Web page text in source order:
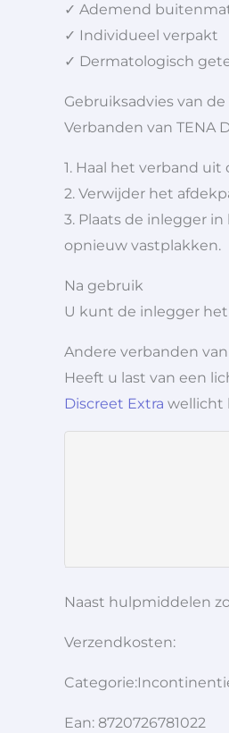
✓ Ademend
✓ Individueel verpakt
✓ Dermatologisch
Gebruiksadvies van de
Verbanden van TENA
1. Haal het verband
2. Verwijder het
3. Plaats de inlegger
opnieuw vastplakken.
Na gebruik
U kunt de inlegger
Andere verbanden van
Heeft u last van een
Discreet Extra wellicht
Naast hulpmiddelen
Verzendkosten:
Ean: 8720726781022